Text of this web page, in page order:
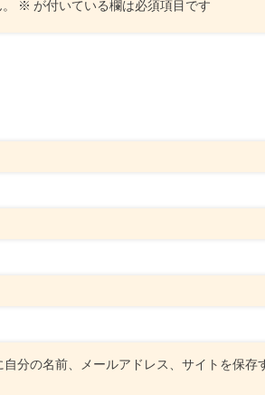
※ が付いている欄は必須項目です
分の名前、メールアドレス、サイトを保存